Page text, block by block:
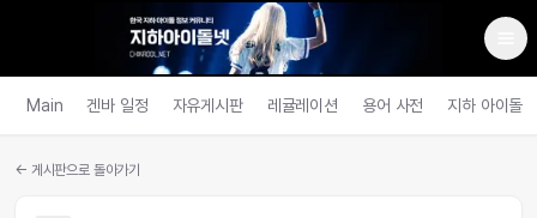
Main 겐바 일정 자유게시판 레귤레이션 용어 사전 지하 아이돌
← 게시판으로 돌아가기